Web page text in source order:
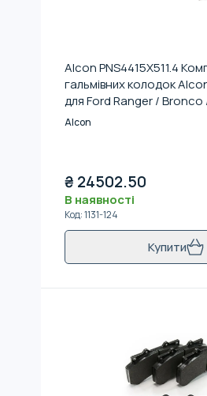
Alcon PNS4415X511.4
гальмівних колодок
для Ford Ranger /
LC300
Alcon
₴ 24502.50
В наявності
Код:1131-124
Купити